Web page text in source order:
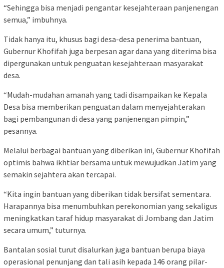
“Sehingga bisa menjadi pengantar kesejahteraan panjenengan
semua,” imbuhnya.
Tidak hanya itu, khusus bagi desa-desa penerima bantuan,
Gubernur Khofifah juga berpesan agar dana yang diterima bisa
dipergunakan untuk penguatan kesejahteraan masyarakat
desa.
“Mudah-mudahan amanah yang tadi disampaikan ke Kepala
Desa bisa memberikan penguatan dalam menyejahterakan
bagi pembangunan di desa yang panjenengan pimpin,”
pesannya.
Melalui berbagai bantuan yang diberikan ini, Gubernur Khofifah
optimis bahwa ikhtiar bersama untuk mewujudkan Jatim yang
semakin sejahtera akan tercapai.
“Kita ingin bantuan yang diberikan tidak bersifat sementara.
Harapannya bisa menumbuhkan perekonomian yang sekaligus
meningkatkan taraf hidup masyarakat di Jombang dan Jatim
secara umum,” tuturnya.
Bantalan sosial turut disalurkan juga bantuan berupa biaya
operasional penunjang dan tali asih kepada 146 orang pilar-